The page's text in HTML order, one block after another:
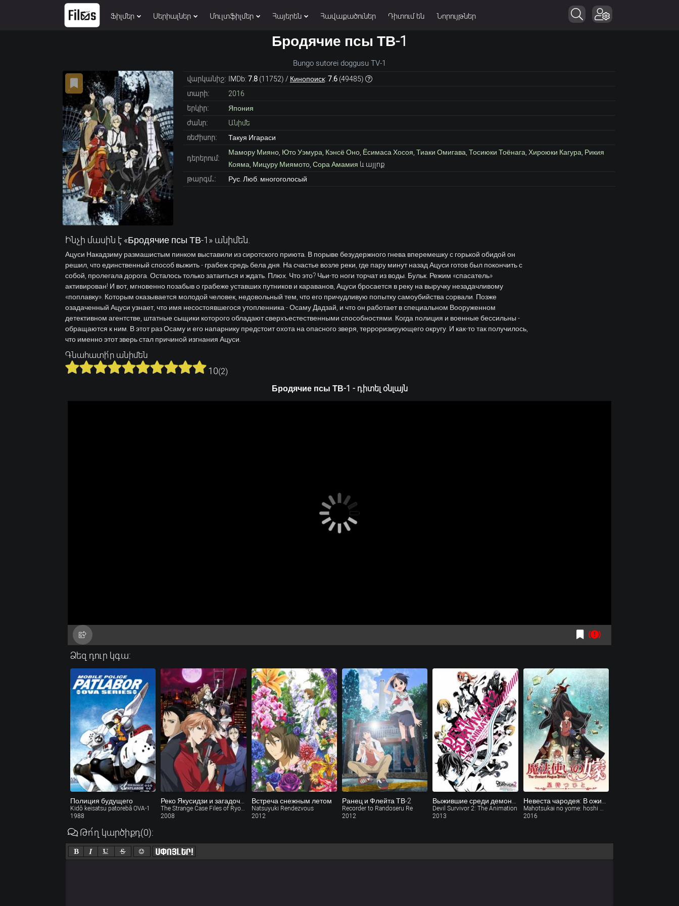
Ֆիլմեր Սերիալներ Մուլտֆիլմեր Հայերեն Հավաքածուներ Դիտում են Նորույթներ
Бродячие псы ТВ-1
Bungo sutorei doggusu TV-1
վարկանիշ: IMDb: 7.8(11752) / Кинопоиск: 7.6(49485)
տարի:
2016
երկիր:
Япония
ժանր:
Անիմե
ռեժիսոր:
Такуя Игараси
դերերում:
Мамору Мияно, Юто Уэмура Кэнсё Оно, Ёсимаса Хосоя Тиаки Омигава Тосиюки Тоёнага Хироюки Кагура Рикия
Кояма Мицуру Миямото, Сора Амамия և այլոք
թարգմ․:
Рус. Люб. многоголосый
Ինչի մասին է «Бродячие псы ТВ-1» անիմեն.
Ацуси Накадзиму размашистым пинком выставили из сиротского приюта. В порыве безудержного гнева вперемешку с горькой обидой он
решил, что единственный способ выжить - грабеж средь бела дня. На счастье возле реки, где пару минут назад Ацуси готов был покончить с
собой, пролегала дорога. Осталось только затаиться и ждать. Плюх. Что это? Чьи-то ноги торчат из воды. Бульк. Режим «спасатель»
активирован! И вот, мгновенно позабыв о грабеже уставших путников и караванов, Ацуси бросается в реку на выручку незадачливому
«поплавку». Которым оказывается молодой человек, недовольный тем, что его причудливую попытку самоубийства сорвали. Позже
озадаченный Ацуси узнает, что имя несостоявшегося утопленника - Осаму Дадзай, и что он работает в специальном Вооруженном
детективном агентстве, штатные сыщики которого обладают сверхъестественными способностями. Когда полиция и военные бессильны -
обращаются к ним. В этот раз Осаму и его напарнику предстоит охота на опасного зверя, терроризирующего округу. И как-то так получилось,
что именно этот зверь стал причиной изгнания Ацуси.
Գնահատի՛ր անիմեն
10(2)
Бродячие псы ТВ-1 - դիտել օնլայն
Ձեզ դուր կգա:
Полиция будущего
Kidô keisatsu patorebâ OVA-1
1988
2008
Встреча снежным летом
Natsuyuki Rendezvous
2012
Ранец и Флейта ТВ-2
Recorder to Randoseru Re
2012
Devil Survivor 2: The Animation
2013
2016
Թո՛ղ կարծիքդ(0):